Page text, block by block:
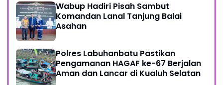
Wabup Hadiri Pisah Sambut
Komandan Lanal Tanjung Balai
Asahan
Polres Labuhanbatu Pastikan
Pengamanan HAGAF ke-67 Berjalan
Aman dan Lancar di Kualuh Selatan